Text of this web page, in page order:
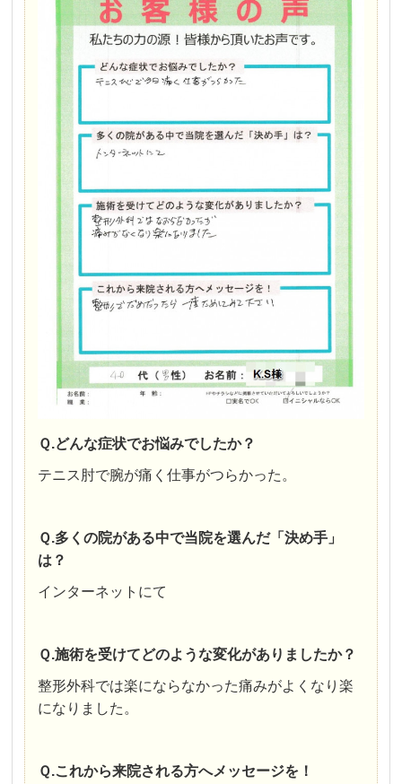
Ｑ.どんな症状でお悩みでしたか？
テニス肘で腕が痛く仕事がつらかった。
Ｑ.多くの院がある中で当院を選んだ「決め手」
は？
インターネットにて
Ｑ.施術を受けてどのような変化がありましたか？
整形外科では楽にならなかった痛みがよくなり楽
になりました。
Ｑ.これから来院される方へメッセージを！